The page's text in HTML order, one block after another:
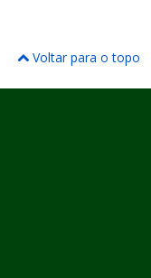
Voltar para o topo